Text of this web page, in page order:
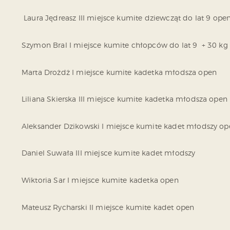
Laura Jędreasz III miejsce kumite dziewcząt do lat 9
Szymon Bral I miejsce kumite chłopców do lat 9 + 30 kg
Marta Drożdż I miejsce kumite kadetka młodsza open
Liliana Skierska III miejsce kumite kadetka młodsza open
Aleksander Dzikowski I miejsce kumite kadet młodszy
Daniel Suwała III miejsce kumite kadet młodszy
Wiktoria Sar I miejsce kumite kadetka open
Mateusz Rycharski II miejsce kumite kadet open